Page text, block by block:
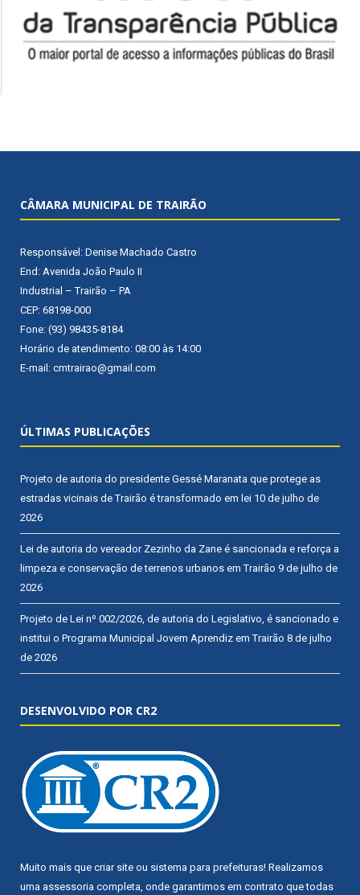
CÂMARA MUNICIPAL DE TRAIRÃO
Responsável: Denise Machado Castro
End: Avenida João Paulo II
Industrial – Trairão – PA
CEP: 68198-000
Fone: (93) 98435-8184
Horário de atendimento: 08:00 às 14:00
E-mail: cmtrairao@gmail.com
ÚLTIMAS PUBLICAÇÕES
Projeto de autoria do presidente Gessé Maranata que protege as
estradas vicinais de Trairão é transformado em lei 10 de julho de
2026
Lei de autoria do vereador Zezinho da Zane é sancionada e reforça a
limpeza e conservação de terrenos urbanos em Trairão 9 de julho de
2026
Projeto de Lei nº 002/2026, de autoria do Legislativo, é sancionado e
institui o Programa Municipal Jovem Aprendiz em Trairão 8 de julho
de 2026
DESENVOLVIDO POR CR2
Muito mais que criar site ou sistema para prefeituras! Realizamos
uma assessoria completa, onde garantimos em contrato que todas